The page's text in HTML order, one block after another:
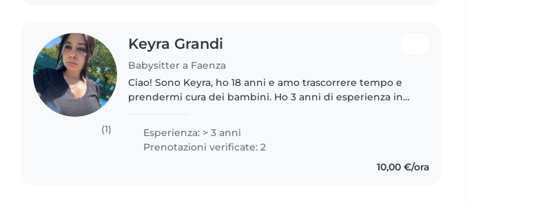
(1)
Keyra Grandi
Babysitter a Faenza
Ciao! Sono Keyra, ho 18 anni e amo trascorrere tempo e
prendermi cura dei bambini. Ho 3 anni di esperienza in
Esperienza: > 3 anni
Prenotazioni verificate: 2
10,00 €/ora